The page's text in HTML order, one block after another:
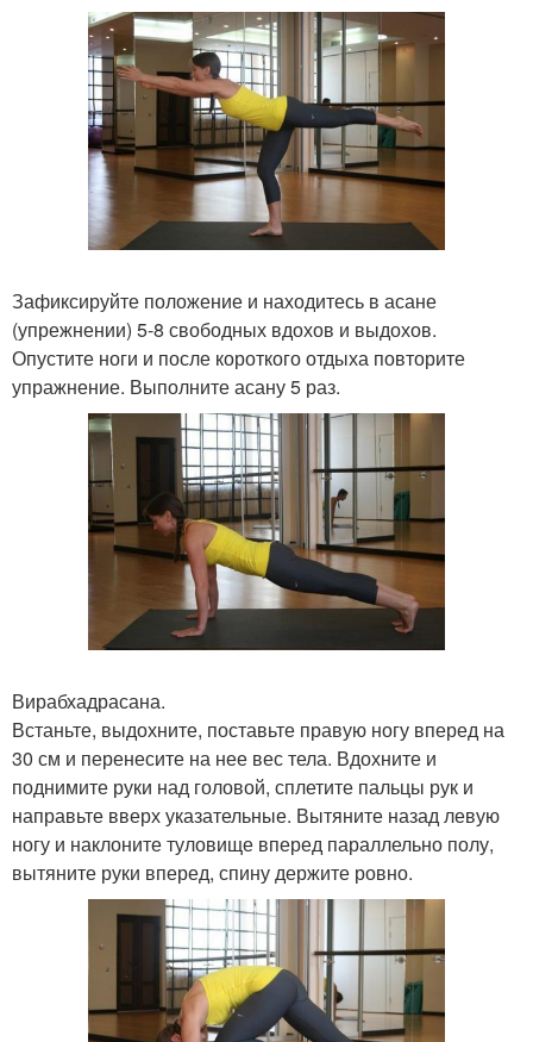
Зафиксируйте положение и находитесь в асане
(упрежнении) 5-8 свободных вдохов и выдохов.
Опустите ноги и после короткого отдыха повторите
упражнение. Выполните асану 5 раз.
Вирабхадрасана.
Встаньте, выдохните, поставьте правую ногу вперед на
30 см и перенесите на нее вес тела. Вдохните и
поднимите руки над головой, сплетите пальцы рук и
направьте вверх указательные. Вытяните назад левую
ногу и наклоните туловище вперед параллельно полу,
вытяните руки вперед, спину держите ровно.